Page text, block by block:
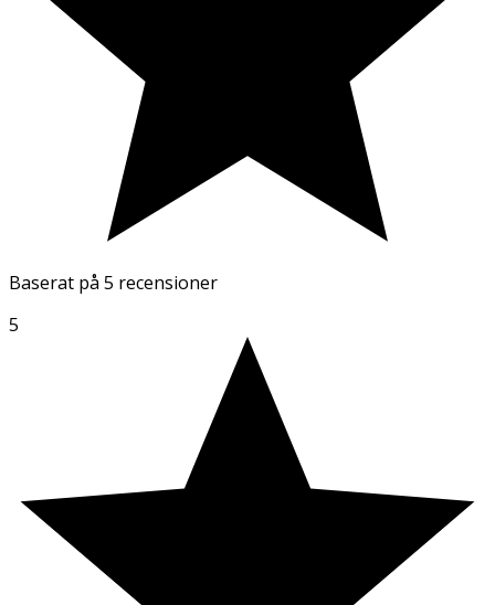
Baserat på 5 recensioner
5